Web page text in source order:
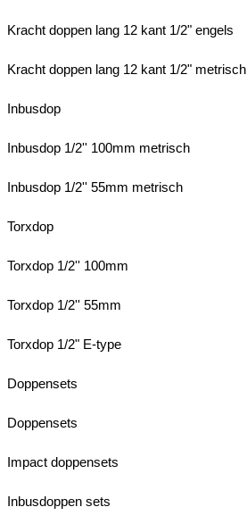
Kracht doppen lang 12 kant 1/2" engels
Kracht doppen lang 12 kant 1/2" metrisch
Inbusdop
Inbusdop 1/2'' 100mm metrisch
Inbusdop 1/2'' 55mm metrisch
Torxdop
Torxdop 1/2'' 100mm
Torxdop 1/2'' 55mm
Torxdop 1/2" E-type
Doppensets
Doppensets
Impact doppensets
Inbusdoppen sets